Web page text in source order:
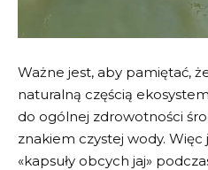
Ważne jest, aby pamiętać,
naturalną częścią
do ogólnej zdrowotności
znakiem czystej wody. Więc
«kapsuły obcych jaj»